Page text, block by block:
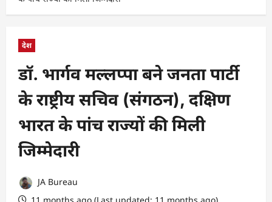
देश
डॉ. भार्गव मल्लप्पा बने जनता पार्टी
के राष्ट्रीय सचिव (संगठन), दक्षिण
भारत के पांच राज्यों की मिली
जिम्मेदारी
JA Bureau